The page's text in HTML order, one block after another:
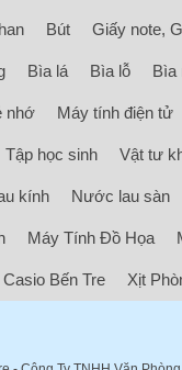
Bút Giấy note,
Bìa lá Bìa lỗ Bìa
nhớ Máy tính điện tử
Tập học sinh Vật tư
kính Nước lau sàn
Máy Tính Đồ Họa
Casio Bến Tre Xịt